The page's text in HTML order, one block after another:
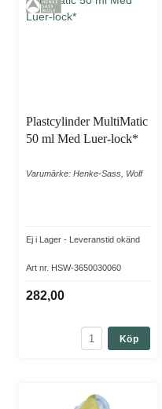
Plastcylinder MultiMatic
50 ml Med Luer-lock*
Varumärke: Henke-Sass, Wolf
Ej i Lager - Leveranstid okänd
Art nr. HSW-3650030060
282,00
Köp